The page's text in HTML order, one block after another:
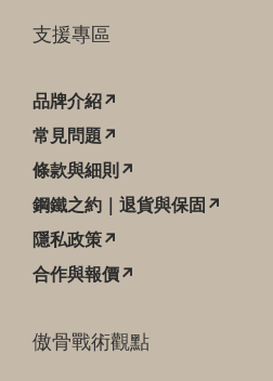
支援專區
品牌介紹↗
常見問題↗
條款與細則↗
鋼鐵之約｜退貨與保固↗
隱私政策↗
合作與報價↗
傲骨戰術觀點